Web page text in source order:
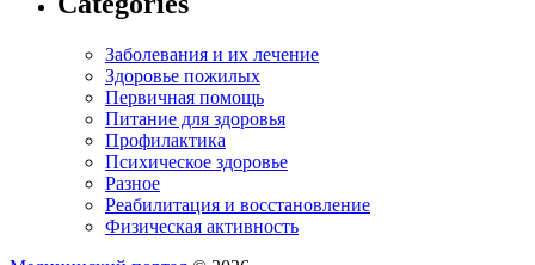
Заболевания и их лечение
Здоровье пожилых
Первичная помощь
Питание для здоровья
Профилактика
Психическое здоровье
Разное
Реабилитация и восстановление
Физическая активность